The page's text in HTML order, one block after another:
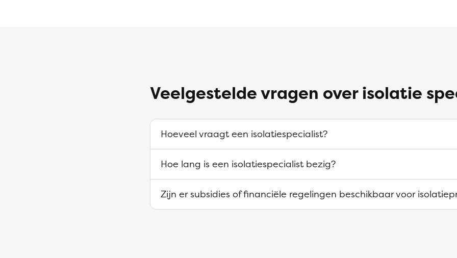
Veelgestelde vragen over isolatie
Hoeveel vraagt een isolatiespecialist?
Hoe lang is een isolatiespecialist bezig?
Zijn er subsidies of financiële regelingen beschikbaar voor